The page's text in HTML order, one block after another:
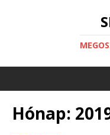
Hónap: